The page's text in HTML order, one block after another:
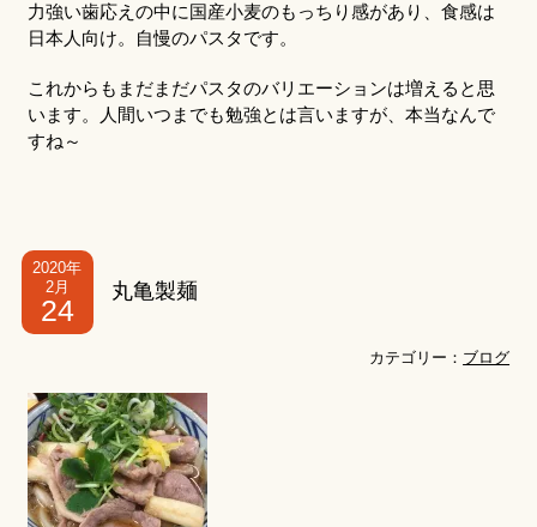
力強い歯応えの中に国産小麦のもっちり感があり、食感は
日本人向け。自慢のパスタです。
これからもまだまだパスタのバリエーションは増えると思
います。人間いつまでも勉強とは言いますが、本当なんで
すね～
2020年
2月
24
丸亀製麺
カテゴリー： ブログ